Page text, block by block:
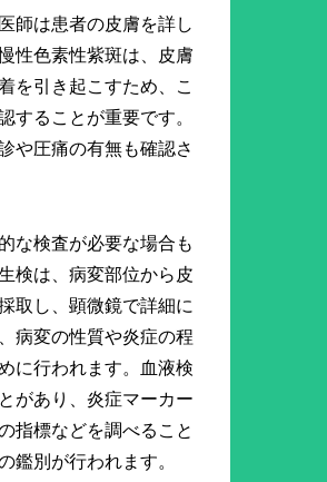
師は患者の皮膚を詳し
性色素性紫斑は、皮膚
を引き起こすため、こ
することが重要です。
や圧痛の有無も確認さ
な検査が必要な場合も
検は、病変部位から皮
取し、顕微鏡で詳細に
病変の性質や炎症の程
に行われます。血液検
があり、炎症マーカー
指標などを調べること
鑑別が行われます。